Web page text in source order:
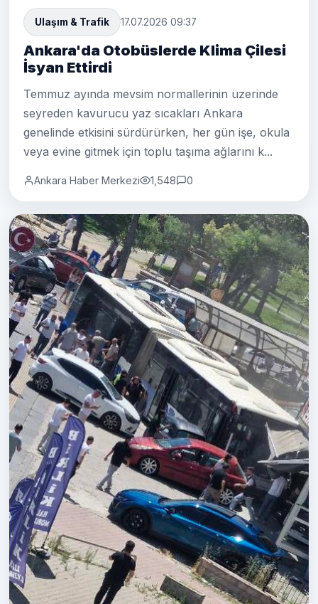
Ulaşım & Trafik 17.07.2026 09:37
Ankara'da Otobüslerde Klima Çilesi
İsyan Ettirdi
Temmuz ayında mevsim normallerinin üzerinde
seyreden kavurucu yaz sıcakları Ankara
genelinde etkisini sürdürürken, her gün işe, okula
veya evine gitmek için toplu taşıma ağlarını k...
Ankara Haber Merkezi 1,548 0